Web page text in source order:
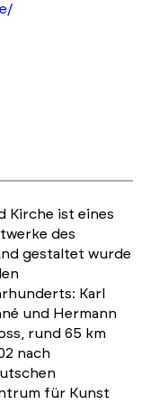
Kirche ist eines
des
gestaltet wurde
Karl
und Hermann
rund 65 km
nach
für Kunst